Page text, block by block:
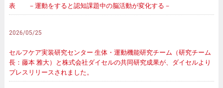
表 －運動をすると認知課題中の脳活動が変化する－
2026/05/25
セルフケア実装研究センター 生体・運動機能研究チーム（研究チーム
長：藤本 雅大）と株式会社ダイセルの共同研究成果が、ダイセルより
プレスリリースされました。